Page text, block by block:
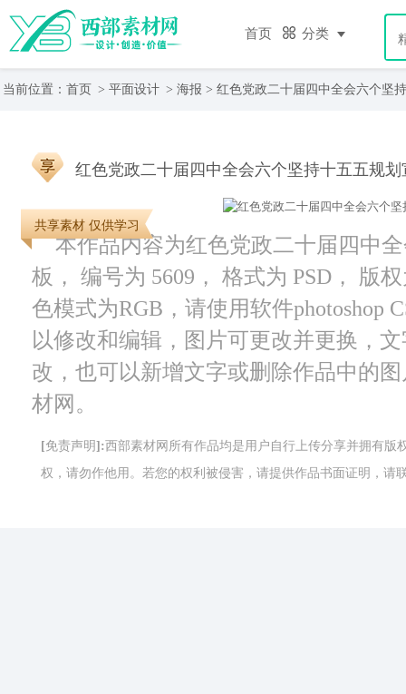
首页 分类
当前位置： 首页 > 平面设计 > 海报 > 红色党政二十届四中全会六个坚
红色党政二十届四中全会六个坚持十五五规划
共享素材 仅供学习
本作品内容为红色党政二十届四中
板， 编号为 5609， 格式为 PSD， 版
色模式为RGB，请使用软件photoshop
以修改和编辑，图片可更改并更换，
改，也可以新增文字或删除作品中的
材网。
[免责声明]:西部素材网所有作品均是用户自行上传分享并拥有
权，请勿作他用。若您的权利被侵害，请提供作品书面证明，请